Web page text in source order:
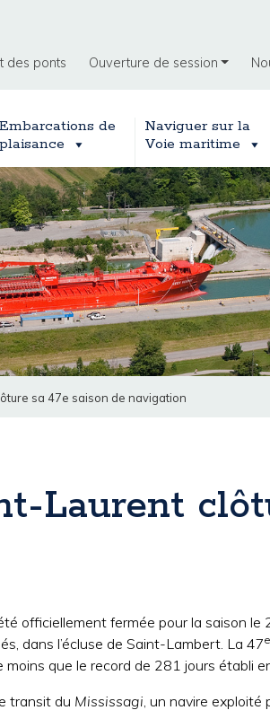
des ponts Ouverture de session
Embarcations de
plaisance
Naviguer sur la
Voie maritime
sa 47e saison de navigation
Laurent
officiellement fermée pour la saison
dans l’écluse de Saint-Lambert. La 47e
que le record de 281 jours établi
transit du Mississagi, un navire exploité